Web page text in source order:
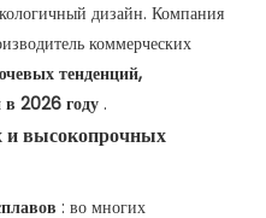
дизайн. Компания
коммерческих
тенденций,
в 2026 году .
и высокопрочных
: во многих